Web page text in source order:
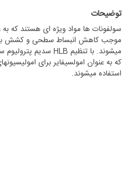
توضیحات
سولفونات ها مواد ویژه ای هستند که
استفاده می‎شوند.